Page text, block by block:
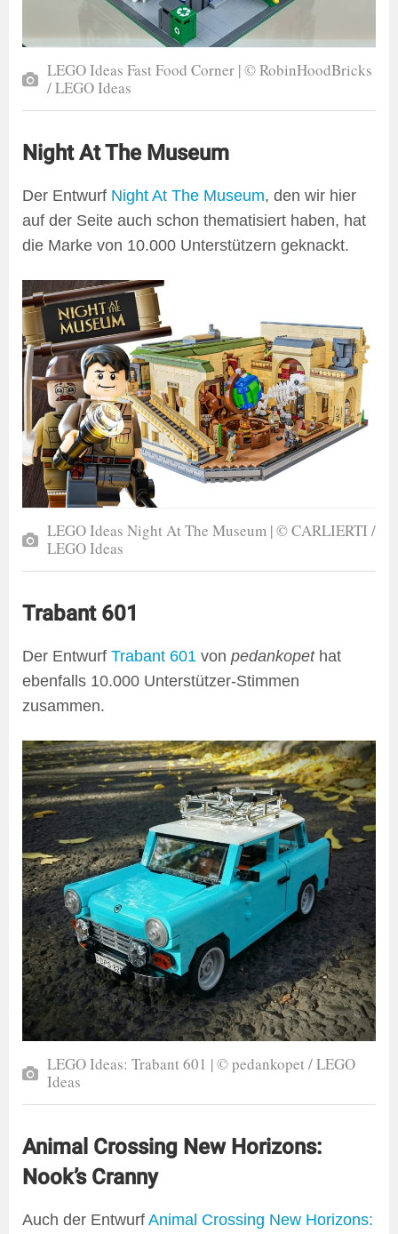
LEGO Ideas Fast Food Corner | © RobinHoodBricks
/ LEGO Ideas
Night At The Museum
Der Entwurf Night At The Museum, den wir hier
auf der Seite auch schon thematisiert haben, hat
die Marke von 10.000 Unterstützern geknackt.
LEGO Ideas Night At The Museum | © CARLIERTI /
LEGO Ideas
Trabant 601
Der Entwurf Trabant 601 von pedankopethat
ebenfalls 10.000 Unterstützer-Stimmen
zusammen.
LEGO Ideas: Trabant 601 | © pedankopet / LEGO
Ideas
Animal Crossing New Horizons:
Nook’s Cranny
Auch der Entwurf Animal Crossing New Horizons: